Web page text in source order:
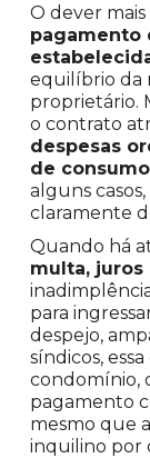
O dever
pagamento
equilíbrio da
proprietário.
o contrato
despesas
de
alguns casos,
claramente
Quando há
multa, juros
para
despejo,
síndicos,
condomínio,
pagamento
mesmo que
inquilino por